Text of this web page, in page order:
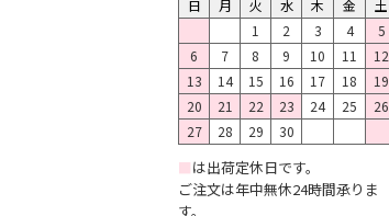
日 月 火 水 木 金
土
1
2 3 4
5
6
7 8 9 10 11
12
13
14 15 16 17 18
19
20
21 22 23 24 25
26
27
28 29 30
■は出荷定休日です。
ご注文は年中無休24時間承りま
す。